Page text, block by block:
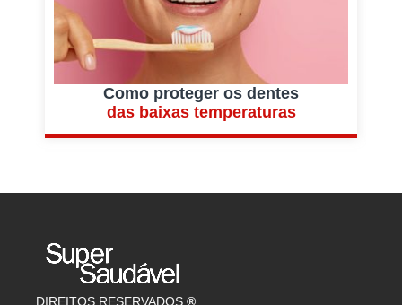
Como proteger os dentes
das baixas temperaturas
DIREITOS RESERVADOS ®